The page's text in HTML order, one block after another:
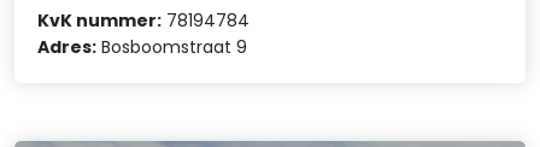
KvK nummer: 78194784
Adres: Bosboomstraat 9